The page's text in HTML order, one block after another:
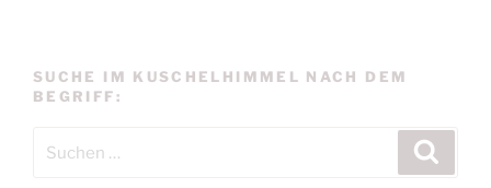
SUCHE IM KUSCHELHIMMEL NACH DEM
BEGRIFF: